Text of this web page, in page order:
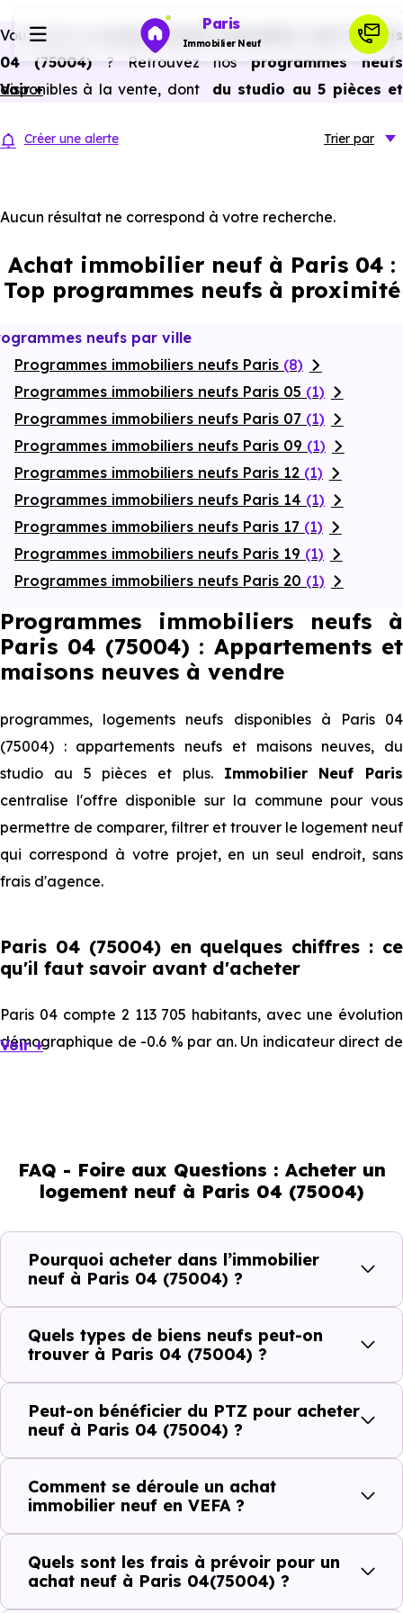
Paris
Immobilier Neuf
Investir
Actualités
Ressources
Financer
Vous avez un
projet d’achat immobilier neuf à Paris
04 (75004) ? Retrouvez nos programmes neufs
disponibles à la vente, dont
du studio au 5 pièces et
avantages du neuf :PTZ, TVA réduitedans certains cas,
énergétiques, garanties constructeur, etc.
Voir +
Créer une alerte Trier par
Aucun résultat ne correspond à votre recherche.
Achat immobilier neuf à Paris 04 :
Top programmes neufs à proximité
neufs par ville
Programmes immobiliers neufs Paris (8)
Programmes immobiliers neufs Paris 05 (1)
Programmes immobiliers neufs Paris 07 (1)
Programmes immobiliers neufs Paris 09 (1)
Programmes immobiliers neufs Paris 12 (1)
Programmes immobiliers neufs Paris 14 (1)
Programmes immobiliers neufs Paris 17 (1)
Programmes immobiliers neufs Paris 19 (1)
Programmes immobiliers neufs Paris 20 (1)
Programmes immobiliers neufs à
Paris 04 (75004) : Appartements et
maisons neuves à vendre
programmes, logements neufs disponibles à Paris 04
(75004) : appartements neufs et maisons neuves, du
studio au 5 pièces et plus. Immobilier Neuf Paris
centralise l'offre disponible sur la commune pour vous
permettre de comparer, filtrer et trouver le logement neuf
qui correspond à votre projet, en un seul endroit, sans
frais d'agence.
Paris 04 (75004) en quelques chiffres : ce
qu'il faut savoir avant d'acheter
Paris 04 compte 2 113 705 habitants, avec une évolution
démographique de -0.6 % par an. Un indicateur direct de
démographique qui renseigne directement sur la
demande locative locale et les typologies de biens les
plus recherchées.
Côté cadre de vie, Paris 04 (75004) dispose de 20 503
commerces, 14 870 professions médicales et 1 897
établissements scolaires. Des équipements du quotidien
qui constituent autant d'arguments concrets pour habiter
ou investir dans la commune.
Combien coûte un logement à Paris 04
(75004) ?
C'est souvent la première question. Voici les repères de
prix à connaître pour un achat immobilier à Paris 04
(75004) :
Voir +
FAQ - Foire aux Questions : Acheter un
logement neuf à Paris 04 (75004)
Pourquoi acheter dans l’immobilier
neuf à Paris 04 (75004) ?
Quels types de biens neufs peut-on
trouver à Paris 04 (75004) ?
Peut-on bénéficier du PTZ pour acheter
neuf à Paris 04 (75004) ?
Comment se déroule un achat
immobilier neuf en VEFA ?
Quels sont les frais à prévoir pour un
achat neuf à Paris 04(75004) ?